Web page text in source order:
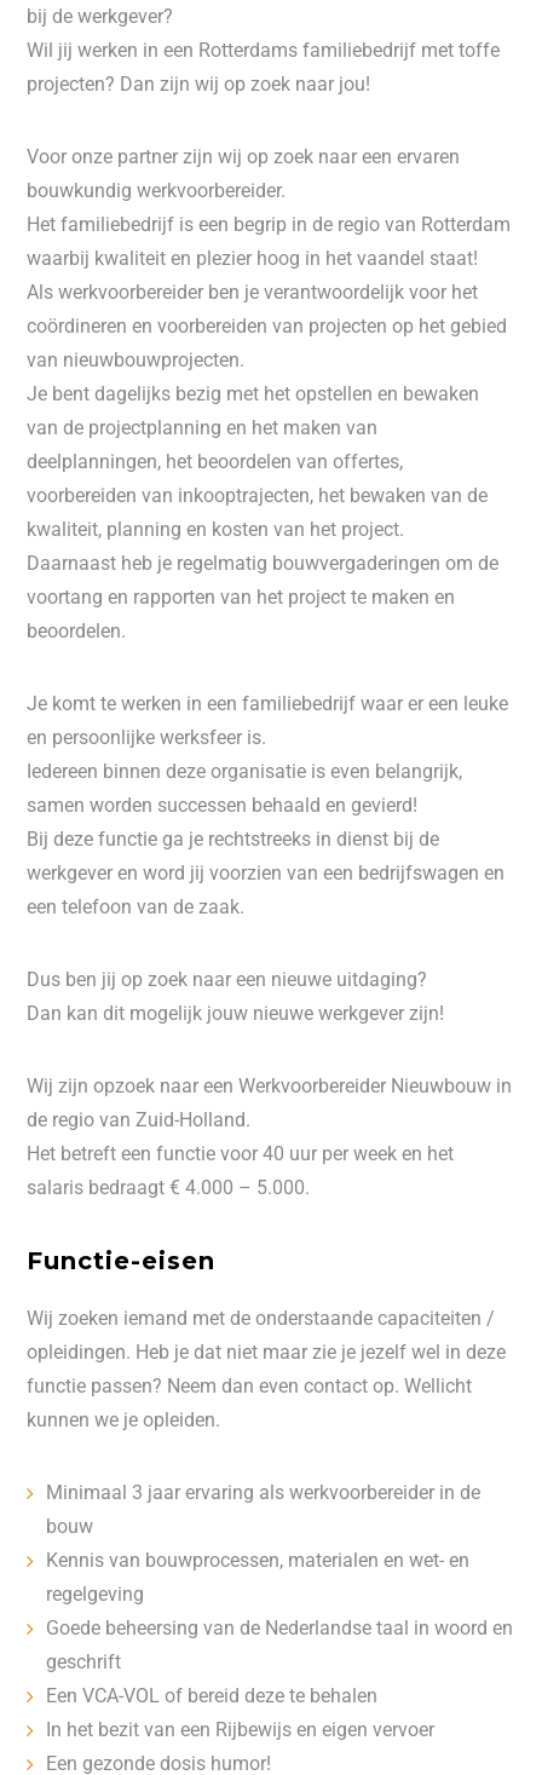
bij de werkgever?
Wil jij werken in een Rotterdams familiebedrijf met toffe
projecten? Dan zijn wij op zoek naar jou!
Voor onze partner zijn wij op zoek naar een ervaren
bouwkundig werkvoorbereider.
Het familiebedrijf is een begrip in de regio van Rotterdam
waarbij kwaliteit en plezier hoog in het vaandel staat!
Als werkvoorbereider ben je verantwoordelijk voor het
coördineren en voorbereiden van projecten op het gebied
van nieuwbouwprojecten.
Je bent dagelijks bezig met het opstellen en bewaken
van de projectplanning en het maken van
deelplanningen, het beoordelen van offertes,
voorbereiden van inkooptrajecten, het bewaken van de
kwaliteit, planning en kosten van het project.
Daarnaast heb je regelmatig bouwvergaderingen om de
voortang en rapporten van het project te maken en
beoordelen.
Je komt te werken in een familiebedrijf waar er een leuke
en persoonlijke werksfeer is.
Iedereen binnen deze organisatie is even belangrijk,
samen worden successen behaald en gevierd!
Bij deze functie ga je rechtstreeks in dienst bij de
werkgever en word jij voorzien van een bedrijfswagen en
een telefoon van de zaak.
Dus ben jij op zoek naar een nieuwe uitdaging?
Dan kan dit mogelijk jouw nieuwe werkgever zijn!
Wij zijn opzoek naar een Werkvoorbereider Nieuwbouw in
de regio van Zuid-Holland.
Het betreft een functie voor 40 uur per week en het
salaris bedraagt € 4.000 – 5.000.
Functie-eisen
Wij zoeken iemand met de onderstaande capaciteiten /
opleidingen. Heb je dat niet maar zie je jezelf wel in deze
functie passen? Neem dan even contact op. Wellicht
kunnen we je opleiden.
Minimaal 3 jaar ervaring als werkvoorbereider in de
bouw
Kennis van bouwprocessen, materialen en wet- en
regelgeving
Goede beheersing van de Nederlandse taal in woord en
geschrift
Een VCA-VOL of bereid deze te behalen
In het bezit van een Rijbewijs en eigen vervoer
Een gezonde dosis humor!